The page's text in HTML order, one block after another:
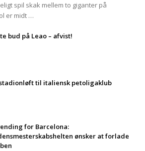
spil skak mellem to giganter på
er midt …
bud på Leao – afvist!
til italiensk petoligaklub
for Barcelona:
ønsker at forlade